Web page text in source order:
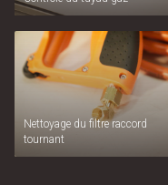
Nettoyage du filtre raccord
tournant